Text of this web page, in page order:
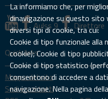
Aulss 9 Direttore
Quick links
Mappa del sito
Sedi e contatti
La informiamo che, per
dinavigazione su questo sito
diversi tipi di cookie, tra cui:
Cookie di tipo funzionale
cookie); Cookie di tipo
Cookie di tipo statistico
consentono di accedere a
navigazione. Nella pagina